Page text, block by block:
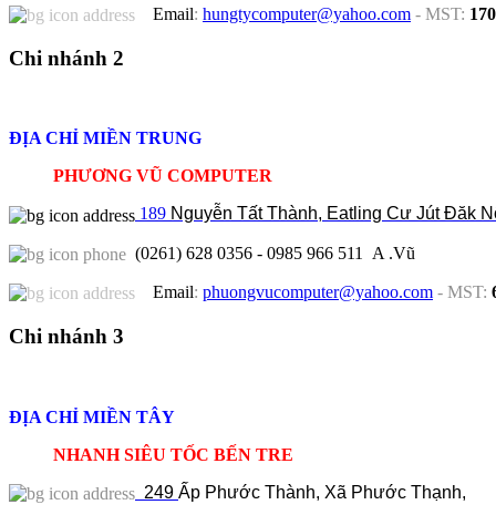
Email: hungtycomputer@yahoo.com - MST:
Chi nhánh 2
ĐỊA CHỈ MIỀN TRUNG
PHƯƠNG VŨ COMPUTER
189 Nguyễn Tất Thành, Eatling Cư Jút Đăk
(0261) 628 0356 - 0985 966 511 A .Vũ
Email: phuongvucomputer@yahoo.com - MST:
Chi nhánh 3
ĐỊA CHỈ MIỀN TÂY
NHANH SIÊU TỐC BẾN TRE
249 Ấp Phước Thành, Xã Phước Thạnh,